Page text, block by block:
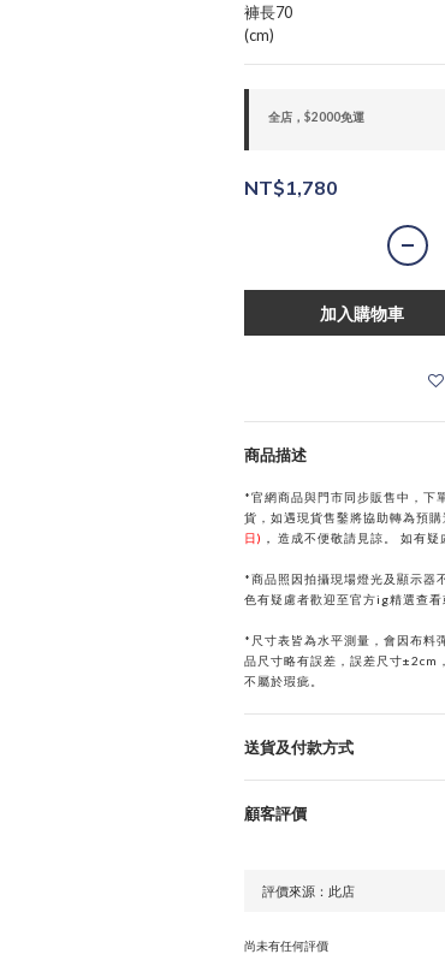
褲長70
(cm)
全店，$2000免運
NT$1,780
加入購物車
商品描述
*官網商品與門市同步販售中，下
貨，如遇現貨售鑿將協助轉為預
日) ， 造成不便敬請見諒。 如有疑
*商品照因拍攝現場燈光及顯示器
色有疑慮者歡迎至官方ig精選查看
* 尺寸表皆為水平測量，會因布料
品尺寸略有誤差，誤差尺寸±2cm
不屬於瑕疵。
送貨及付款方式
顧客評價
尚未有任何評價